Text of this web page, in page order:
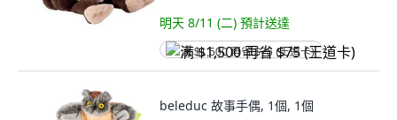
明天 8/11 (二) 預計送達
满 $1,500 再省 $75 (王道卡)
beleduc 故事手偶, 1個, 1個